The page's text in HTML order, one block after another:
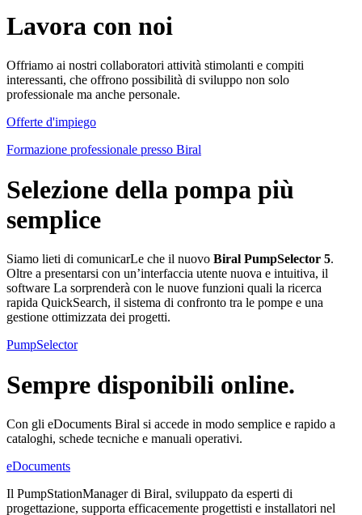
Lavora con noi
Offriamo ai nostri collaboratori attività stimolanti e compiti
interessanti, che offrono possibilità di sviluppo non solo
professionale ma anche personale.
Offerte d'impiego
Formazione professionale presso Biral
Selezione della pompa più
semplice
Siamo lieti di comunicarLe che il nuovo Biral PumpSelector 5.
Oltre a presentarsi con un’interfaccia utente nuova e intuitiva, il
software La sorprenderà con le nuove funzioni quali la ricerca
rapida QuickSearch, il sistema di confronto tra le pompe e una
gestione ottimizzata dei progetti.
PumpSelector
Sempre disponibili online.
Con gli eDocuments Biral si accede in modo semplice e rapido a
cataloghi, schede tecniche e manuali operativi.
eDocuments
Il PumpStationManager di Biral, sviluppato da esperti di
progettazione, supporta efficacemente progettisti e installatori nel